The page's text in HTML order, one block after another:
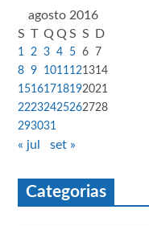
agosto 2016
S T Q Q S S D
1 2 3 4 5 6
7
8 9 1011 121314
15161718192021
22232425262728
293031
« jul set »
Categorias